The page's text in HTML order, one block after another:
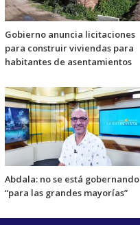
Gobierno anuncia licitaciones
para construir viviendas para
habitantes de asentamientos
Abdala: no se está gobernando
“para las grandes mayorías”